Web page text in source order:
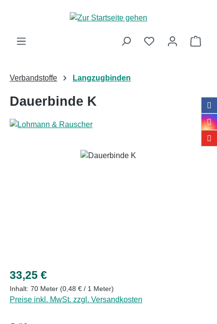
Zum Hauptinhalt springen
Verbandstoffe Langzugbinden
Dauerbinde K
Bildergalerie überspringen
Regulärer Preis:
33,25 €
Inhalt: 70 Meter (0,48 € / 1 Meter)
Preise inkl. MwSt. zzgl. Versandkosten